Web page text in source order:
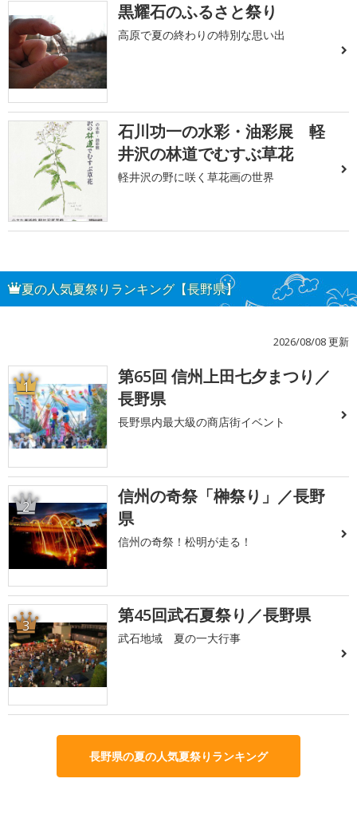
黒耀石のふるさと祭り
高原で夏の終わりの特別な思い出
石川功一の水彩・油彩展 軽
井沢の林道でむすぶ草花
軽井沢の野に咲く草花画の世界
夏の人気夏祭りランキング【長野県】
2026/08/08 更新
1
第65回 信州上田七夕まつり／
長野県
長野県内最大級の商店街イベント
2
信州の奇祭「榊祭り」／長野
県
信州の奇祭！松明が走る！
3 第45回武石夏祭り／長野県
武石地域 夏の一大行事
長野県の夏の人気夏祭りランキング